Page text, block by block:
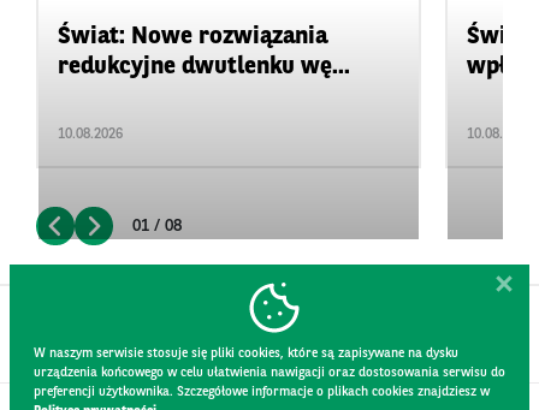
Świat: Nowe rozwiązania
redukcyjne dwutlenku wę...
10.08.2026
Świat:
10.08.2026
01 / 08
W naszym serwisie stosuje się pliki cookies, które są zapisywane na dysku
urządzenia końcowego w celu ułatwienia nawigacji oraz dostosowania serwisu do
preferencji użytkownika. Szczegółowe informacje o plikach cookies znajdziesz w